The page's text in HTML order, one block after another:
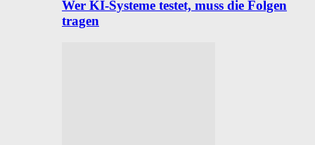
Wer KI-Systeme testet, muss die Folgen
tragen